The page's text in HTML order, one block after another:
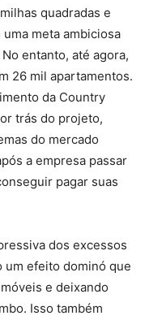
quadradas e
meta ambiciosa
entanto, até agora,
26 mil apartamentos.
da Country
trás do projeto,
do mercado
a empresa passar
pagar suas
dos excessos
um efeito dominó que
e deixando
Isso também